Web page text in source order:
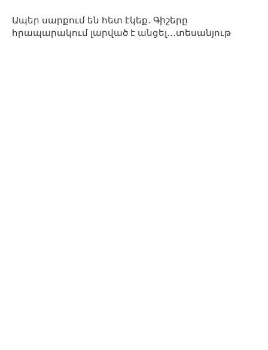
Ապեր սարքում են հետ էկեք․ Գիշերը
հրապարակում լարված է անցել․․․տեսանյութ